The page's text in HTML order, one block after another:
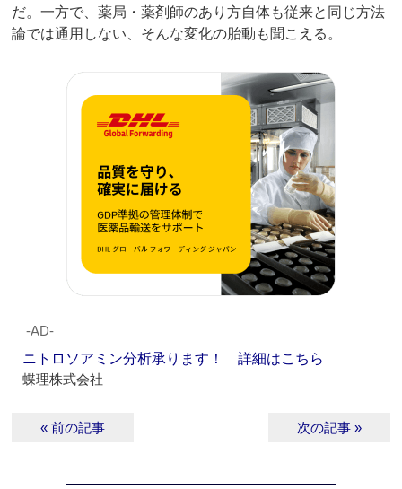
だ。一方で、薬局・薬剤師のあり方自体も従来と同じ方法
論では通用しない、そんな変化の胎動も聞こえる。
‐AD‐
ニトロソアミン分析承ります！ 詳細はこちら
蝶理株式会社
« 前の記事 次の記事 »